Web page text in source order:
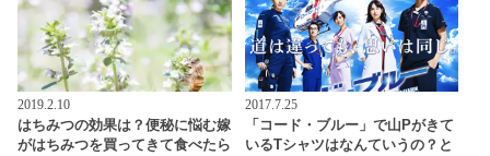
2019.2.10
はちみつの効果は？便秘に悩む嫁
がはちみつを買ってきて食べたら
2017.7.25
「コード・ブルー」で山Pがきて
いるTシャツはなんていうの？と